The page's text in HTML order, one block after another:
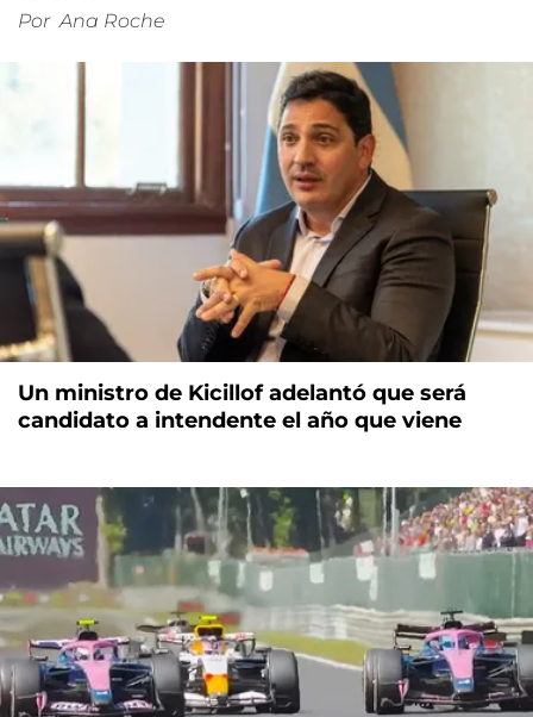
Por Ana Roche
Un ministro de Kicillof adelantó que será
candidato a intendente el año que viene